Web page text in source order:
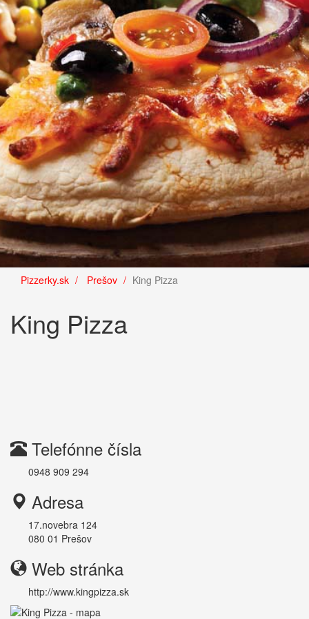
Pizzerky.sk Prešov King Pizza
King Pizza
Telefónne čísla
0948 909 294
Adresa
17.novebra 124
080 01 Prešov
Web stránka
http://www.kingpizza.sk